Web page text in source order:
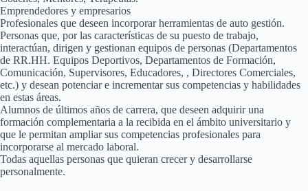
Emprendedores y empresarios
Profesionales que deseen incorporar herramientas de auto gestión.
Personas que, por las características de su puesto de trabajo,
interactúan, dirigen y gestionan equipos de personas (Departamentos
de RR.HH. Equipos Deportivos, Departamentos de Formación,
Comunicación, Supervisores, Educadores, , Directores Comerciales,
etc.) y desean potenciar e incrementar sus competencias y habilidades
en estas áreas.
Alumnos de últimos años de carrera, que deseen adquirir una
formación complementaria a la recibida en el ámbito universitario y
que le permitan ampliar sus competencias profesionales para
incorporarse al mercado laboral.
Todas aquellas personas que quieran crecer y desarrollarse
personalmente.